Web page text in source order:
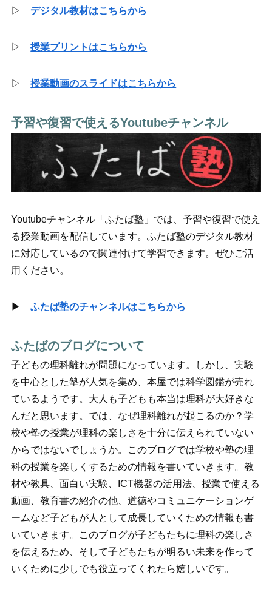
▷ デジタル教材はこちらから
▷授業プリントはこちらから
▷授業動画のスライドはこちらから
予習や復習で使えるYoutubeチャンネル
Youtubeチャンネル「ふたば塾」では、予習や復習で使え
る授業動画を配信しています。ふたば塾のデジタル教材
に対応しているので関連付けて学習できます。ぜひご活
用ください。
▶ふたば塾のチャンネルはこちらから
ふたばのブログについて
子どもの理科離れが問題になっています。しかし、実験
を中心とした塾が人気を集め、本屋では科学図鑑が売れ
ているようです。大人も子どもも本当は理科が大好きな
んだと思います。では、なぜ理科離れが起こるのか？学
校や塾の授業が理科の楽しさを十分に伝えられていない
からではないでしょうか。このブログでは学校や塾の理
科の授業を楽しくするための情報を書いていきます。教
材や教具、面白い実験、ICT機器の活用法、授業で使える
動画、教育書の紹介の他、道徳やコミュニケーションゲ
ームなど子どもが人として成長していくための情報も書
いていきます。このブログが子どもたちに理科の楽しさ
を伝えるため、そして子どもたちが明るい未来を作って
いくために少しでも役立ってくれたら嬉しいです。